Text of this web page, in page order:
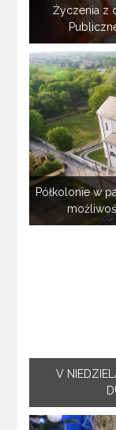
Życzenia z
Półkolonie w
V